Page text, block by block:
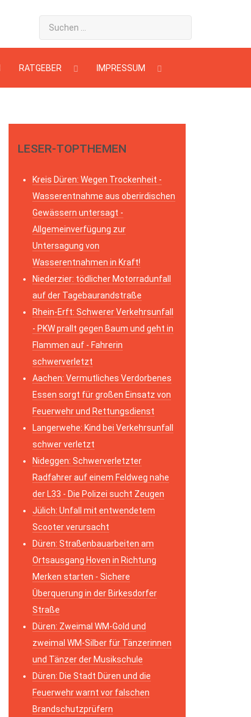
RATGEBER IMPRESSUM
LESER-TOPTHEMEN
Kreis Düren: Wegen Trockenheit -
Wasserentnahme aus oberirdischen
Gewässern untersagt -
Allgemeinverfügung zur
Untersagung von
Wasserentnahmen in Kraft!
Niederzier: tödlicher Motorradunfall
auf der Tagebaurandstraße
Rhein-Erft: Schwerer Verkehrsunfall
- PKW prallt gegen Baum und geht in
Flammen auf - Fahrerin
schwerverletzt
Aachen: Vermutliches Verdorbenes
Essen sorgt für großen Einsatz von
Feuerwehr und Rettungsdienst
Langerwehe: Kind bei Verkehrsunfall
schwer verletzt
Nideggen: Schwerverletzter
Radfahrer auf einem Feldweg nahe
der L33 - Die Polizei sucht Zeugen
Jülich: Unfall mit entwendetem
Scooter verursacht
Düren: Straßenbauarbeiten am
Ortsausgang Hoven in Richtung
Merken starten - Sichere
Überquerung in der Birkesdorfer
Straße
Düren: Zweimal WM-Gold und
zweimal WM-Silber für Tänzerinnen
und Tänzer der Musikschule
Düren: Die Stadt Düren und die
Feuerwehr warnt vor falschen
Brandschutzprüfern